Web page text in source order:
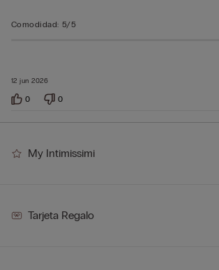
12 jun 2026
Comodidad: 5/5
0 0
My Intimissimi
Tarjeta Regalo